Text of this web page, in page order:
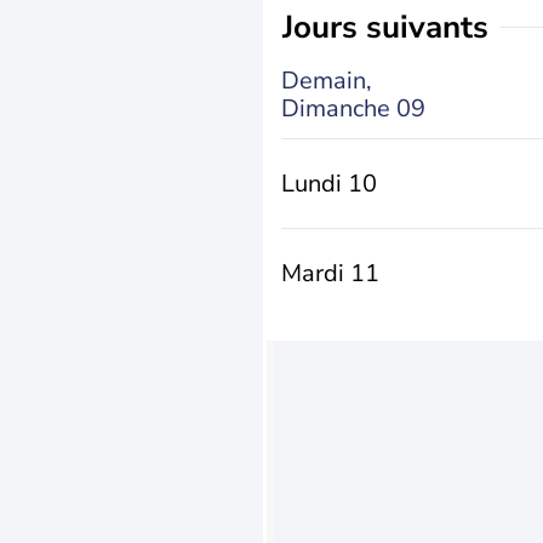
jours suivants
Demain,
Dimanche 09
Lundi 10
Mardi 11